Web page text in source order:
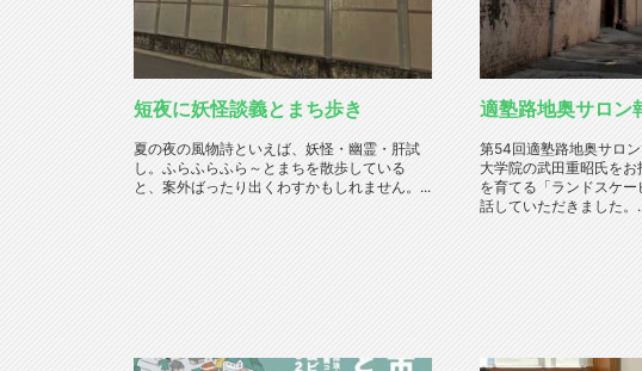
短夜に妖怪談義とまち歩き
夏の夜の風物詩といえば、妖怪・幽霊・肝試
し。ふらふらふら～とまちを散歩している
と、案外ばったり出くわすかもしれません。...
適塾路地奥サロン
第54回適塾路地奥サロ
大学院の武田重昭氏を
を育てる「ランドスケ
話していただきました。